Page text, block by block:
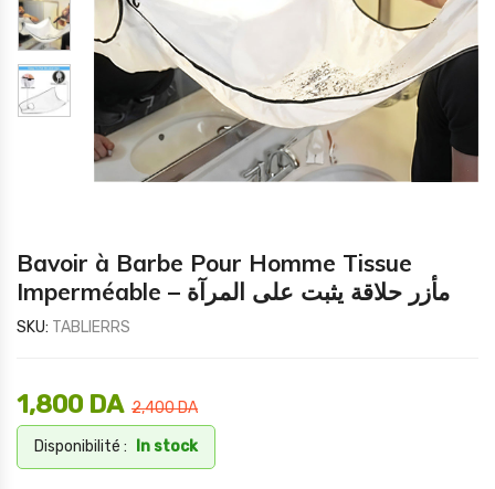
Bavoir à Barbe Pour Homme Tissue
Imperméable – مأزر حلاقة يثبت على المرآة
SKU: TABLIERRS
2,400DA
1,800 DA
Disponibilité : In stock